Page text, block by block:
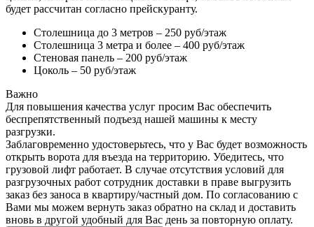
будет рассчитан согласно прейскуранту.
Столешница до 3 метров – 250 руб/этаж
Столешница 3 метра и более – 400 руб/этаж
Стеновая панель – 200 руб/этаж
Цоколь – 50 руб/этаж
Важно
Для повышения качества услуг просим Вас обеспечить
беспрепятственный подъезд нашей машины к месту
разгрузки.
Заблаговременно удостоверьтесь, что у Вас будет возможность
открыть ворота для въезда на территорию. Убедитесь, что
грузовой лифт работает. В случае отсутствия условий для
разгрузочных работ сотрудник доставки в праве выгрузить
заказ без заноса в квартиру/частный дом. По согласованию с
Вами мы можем вернуть заказ обратно на склад и доставить
вновь в другой удобный для Вас день за повторную оплату.